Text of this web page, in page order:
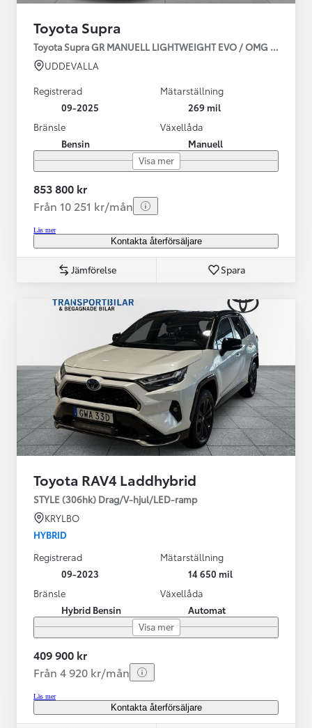
Toyota Supra
Toyota Supra GR MANUELL LIGHTWEIGHT EVO / OMG LEV!
UDDEVALLA
Registrerad
09-2025
Mätarställning
269 mil
Bränsle
Bensin
Växellåda
Manuell
Visa mer
853 800 kr
Från 10 251 kr/mån
Läs mer
Kontakta återförsäljare
Jämförelse Spara
Toyota RAV4 Laddhybrid
STYLE (306hk) Drag/V-hjul/LED-ramp
KRYLBO
HYBRID
Registrerad
09-2023
Mätarställning
14 650 mil
Bränsle
Hybrid Bensin
Växellåda
Automat
Visa mer
409 900 kr
Från 4 920 kr/mån
Läs mer
Kontakta återförsäljare